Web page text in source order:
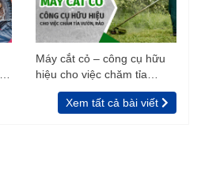
Máy cắt cỏ – công cụ hữu
hiệu cho việc chăm tỉa
vườn, rào
Xem tất cả bài viết